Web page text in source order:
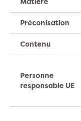
Préconisation
Contenu
Personne
responsable UE